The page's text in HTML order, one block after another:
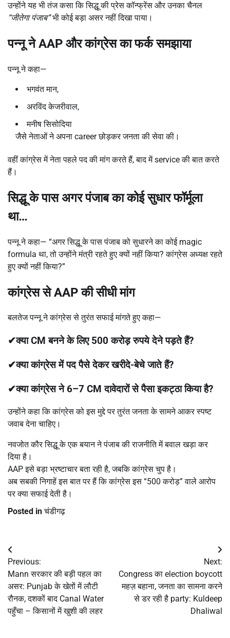
उन्होंने यह भी तंज कसा कि सिद्धू की प्रेस कॉन्फ्रेंस और उनका चैनल
“जीतेगा पंजाब”भी कोई बड़ा असर नहीं दिखा पाया।
पन्नू नेAAP और कांग्रेस का फर्क समझाया
पन्नू ने कहा—
भगवंत मान,
अरविंद केजरीवाल,
मनीष सिसोदिया
जैसे नेताओं ने अपना career छोड़कर जनता की सेवा की।
वहीं कांग्रेस में नेता पहले पद की मांग करते हैं, बाद में service की बात करते
हैं।
सिद्धू के पास अगर पंजाब का कोई सुधार फॉर्मूला
था…
पन्नू ने कहा— “अगर सिद्धू के पास पंजाब को सुधारने का कोई magic
formula था, तो उन्होंने मंत्री रहते हुए क्यों नहीं किया? कांग्रेस अध्यक्ष रहते
हुए क्यों नहीं किया?”
कांग्रेस सेAAPकी सीधी मांग
बलतेज पन्नू ने कांग्रेस से तुरंत सफाई मांगते हुए कहा—
✔क्या CM बनने के लिए 500 करोड़ रुपये देने पड़ते हैं?
✔क्या कांग्रेस में पद पैसे देकर खरीदे-बेचे जाते हैं?
✔क्या कांग्रेस ने 6–7 CM दावेदारों से पैसा इकट्ठा किया है?
उन्होंने कहा कि कांग्रेस को इस मुद्दे पर तुरंत जनता के सामने आकर स्पष्ट
जवाब देना चाहिए।
नवजोत कौर सिद्धू के एक बयान ने पंजाब की राजनीति में बवाल खड़ा कर
दिया है।
AAP इसे बड़ा भ्रष्टाचार बता रही है, जबकि कांग्रेस चुप है।
अब सबकी निगाहें इस बात पर हैं कि कांग्रेस इस “500 करोड़” वाले आरोप
पर क्या सफाई देती है।
Posted inचंडीगढ़
Post
navigation
Previous:
Mann सरकार की बड़ी पहल का
असर: Punjab के खेतों में लौटी
रौनक, दशकों बाद Canal Water
पहुँचा – किसानों में खुशी की लहर
Next:
Congress का election boycott
महज़ बहाना, जनता का सामना करने
से डर रही है party: Kuldeep
Dhaliwal